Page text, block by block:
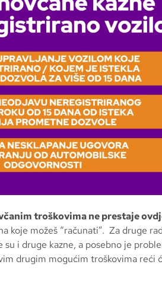
troškovima ne prestaje
koje možeš “računati”. Za druge
i druge kazne, a posebno je
drugim mogućim troškovima reći